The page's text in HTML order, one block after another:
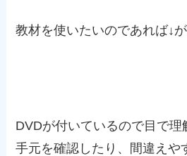
教材を使いたいのであれば↓
DVDが付いているので目で理
手元を確認したり、間違えや